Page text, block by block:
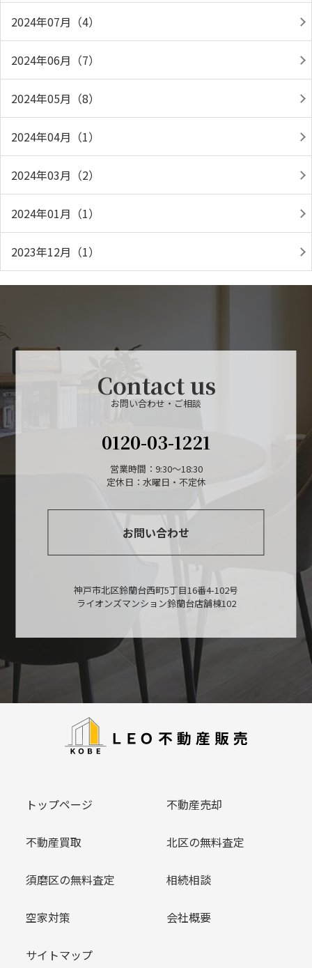
2024年07月（4）
2024年06月（7）
2024年05月（8）
2024年04月（1）
2024年03月（2）
2024年01月（1）
2023年12月（1）
Contact us
お問い合わせ・ご相談
0120-03-1221
営業時間：9:30～18:30
定休日：水曜日・不定休
お問い合わせ
神戸市北区鈴蘭台西町5丁目16番4-102号
ライオンズマンション鈴蘭台店舗棟102
トップページ 不動産売却
不動産買取 北区の無料査定
須磨区の無料査定 相続相談
空家対策 会社概要
サイトマップ